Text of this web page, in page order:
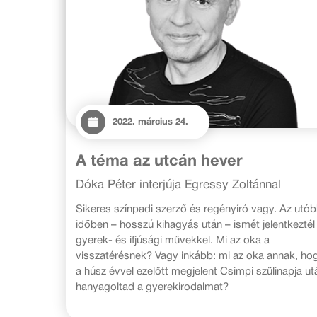
2022. március 24.
A téma az utcán hever
Dóka Péter interjúja Egressy Zoltánnal
Sikeres színpadi szerző és regényíró vagy. Az
időben – hosszú kihagyás után – ismét jelentkeztél
gyerek- és ifjúsági művekkel. Mi az oka a
visszatérésnek? Vagy inkább: mi az oka annak,
a húsz évvel ezelőtt megjelent Csimpi szülinapja
hanyagoltad a gyerekirodalmat?